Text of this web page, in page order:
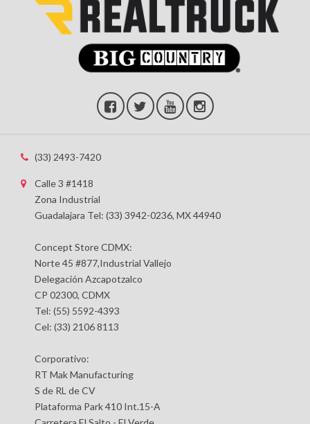
(33) 2493-7420
Calle 3 #1418
Zona Industrial
Guadalajara Tel: (33) 3942-0236, MX 44940
Concept Store CDMX:
Norte 45 #877,Industrial Vallejo
Delegación Azcapotzalco
CP 02300, CDMX
Tel: (55) 5592-4393
Cel: (33) 2106 8113
Corporativo:
RT Mak Manufacturing
S de RL de CV
Plataforma Park 410 Int.15-A